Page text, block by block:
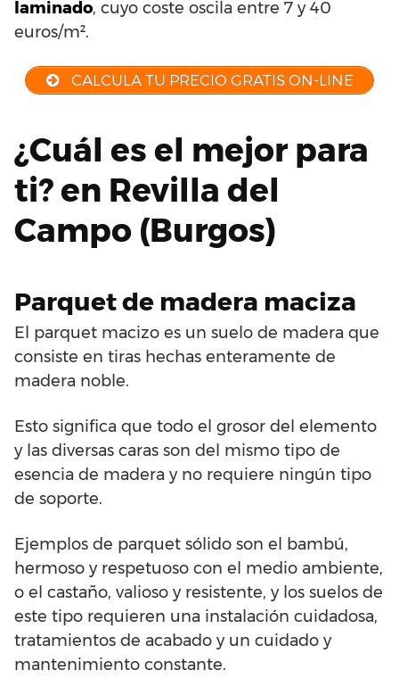
laminado, cuyo coste oscila entre 7 y 40
euros/m².
CALCULA TU PRECIO GRATIS ON-LINE
¿Cuál es el mejor para
ti? en Revilla del
Campo (Burgos)
Parquet de madera maciza
El parquet macizo es un suelo de madera que
consiste en tiras hechas enteramente de
madera noble.
Esto significa que todo el grosor del elemento
y las diversas caras son del mismo tipo de
esencia de madera y no requiere ningún tipo
de soporte.
Ejemplos de parquet sólido son el bambú,
hermoso y respetuoso con el medio ambiente,
o el castaño, valioso y resistente, y los suelos de
este tipo requieren una instalación cuidadosa,
tratamientos de acabado y un cuidado y
mantenimiento constante.